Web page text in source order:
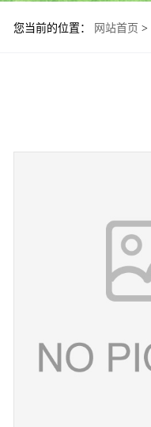
您当前的位置： 网站首页 >